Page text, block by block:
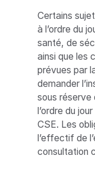
Certains
à l’ordre du
santé, de
ainsi que les
prévues par
demander
sous réserve
l’ordre du
CSE. Les
l’effectif de
consultation